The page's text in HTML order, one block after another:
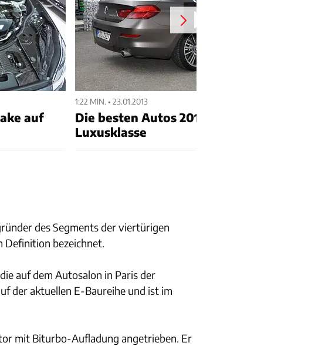
auf
1:22 MIN. • 23.01.2013
Die besten Autos 2013 Ergebnisse
Luxusklasse
des Segments der viertürigen
Definition bezeichnet.
auf dem Autosalon in Paris der
der aktuellen E-Baureihe und ist im
mit Biturbo-Aufladung angetrieben. Er